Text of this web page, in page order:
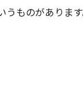
ものがあります